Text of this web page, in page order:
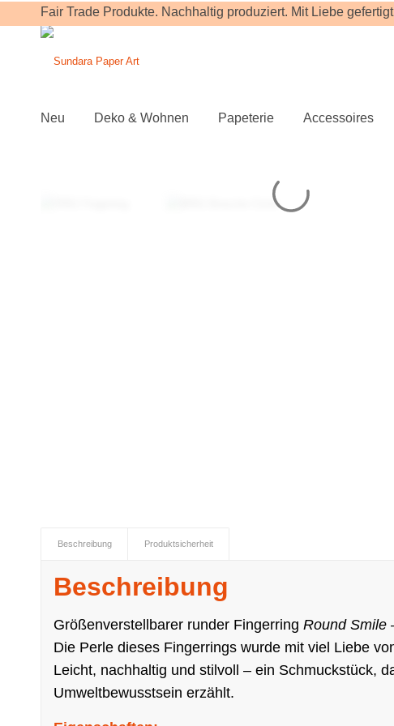
Fair Trade Produkte. Nachhaltig produziert. Mit Liebe
Neu Deko & Wohnen Papeterie Accessoires
Beschreibung Produktsicherheit
Beschreibung
Größenverstellbarer runder Fingerring Round Smile
Die Perle dieses Fingerrings wurde mit viel Liebe
Leicht, nachhaltig und stilvoll – ein Schmuckstück,
Umweltbewusstsein erzählt.